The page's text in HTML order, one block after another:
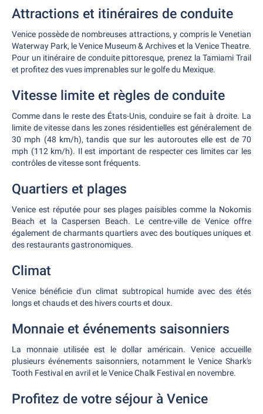
Attractions et itinéraires de conduite
Venice possède de nombreuses attractions, y compris le Venetian
Waterway Park, le Venice Museum & Archives et la Venice Theatre.
Pour un itinéraire de conduite pittoresque, prenez la Tamiami Trail
et profitez des vues imprenables sur le golfe du Mexique.
Vitesse limite et règles de conduite
Comme dans le reste des États-Unis, conduire se fait à droite. La
limite de vitesse dans les zones résidentielles est généralement de
30 mph (48 km/h), tandis que sur les autoroutes elle est de 70
mph (112 km/h). Il est important de respecter ces limites car les
contrôles de vitesse sont fréquents.
Quartiers et plages
Venice est réputée pour ses plages paisibles comme la Nokomis
Beach et la Caspersen Beach. Le centre-ville de Venice offre
également de charmants quartiers avec des boutiques uniques et
des restaurants gastronomiques.
Climat
Venice bénéficie d'un climat subtropical humide avec des étés
longs et chauds et des hivers courts et doux.
Monnaie et événements saisonniers
La monnaie utilisée est le dollar américain. Venice accueille
plusieurs événements saisonniers, notamment le Venice Shark's
Tooth Festival en avril et le Venice Chalk Festival en novembre.
Profitez de votre séjour à Venice